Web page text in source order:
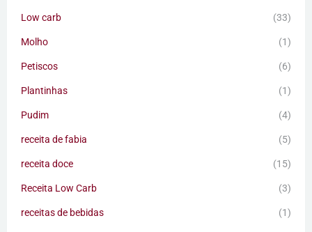
Low carb (33)
Molho (1)
Petiscos (6)
Plantinhas (1)
Pudim (4)
receita de fabia (5)
receita doce (15)
Receita Low Carb (3)
receitas de bebidas (1)